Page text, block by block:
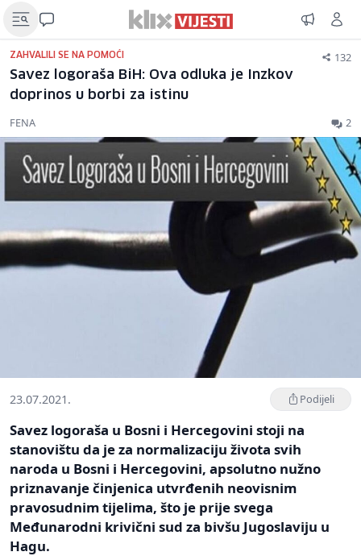
ZAHVALILI SE NA POMOĆI 132
Savez logoraša BiH: Ova odluka je Inzkov
doprinos u borbi za istinu
FENA 2
23.07.2021. Podijeli
Savez logoraša u Bosni i Hercegovini stoji na
stanovištu da je za normalizaciju života svih
naroda u Bosni i Hercegovini, apsolutno nužno
priznavanje činjenica utvrđenih neovisnim
pravosudnim tijelima, što je prije svega
Međunarodni krivični sud za bivšu Jugoslaviju u
Hagu.